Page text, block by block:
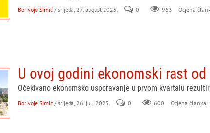
Borivoje Simić / srijeda, 27. august 2025. 0 963 Ocjena
U ovoj godini ekonomski rast od
Očekivano ekonomsko usporavanje u prvom kvartalu
Borivoje Simić / srijeda, 26. juli 2023. 0 600 Ocjena članka: